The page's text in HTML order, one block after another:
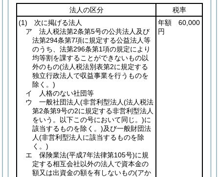
法人の区分
税率
(1) 次に掲げる法人
ア 法人税法第2条第5号の公共法人及び
法第294条第7項に規定する公益法人等
のうち、法第296条第1項の規定により
均等割を課することができないもの以
外のもの(法人税法別表第2に規定する
独立行政法人で収益事業を行うものを
除く。)
イ 人格のない社団等
ウ 一般社団法人(非営利型法人(法人税法
第2条第9号の2に規定する非営利型法人
をいう。以下この号において同じ。)に
該当するものを除く。)及び一般財団法
人(非営利型法人に該当するものを除
く。)
エ 保険業法(平成7年法律第105号)に規
定する相互会社以外の法人で資本金の
額又は出資金の額を有しないもの(アか
年額 60,000
円